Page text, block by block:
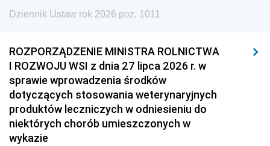
Dziennik Ustaw rok 2026 poz. 1011
ROZPORZĄDZENIE MINISTRA ROLNICTWA
I ROZWOJU WSI z dnia 27 lipca 2026 r. w
sprawie wprowadzenia środków
dotyczących stosowania weterynaryjnych
produktów leczniczych w odniesieniu do
niektórych chorób umieszczonych w
wykazie